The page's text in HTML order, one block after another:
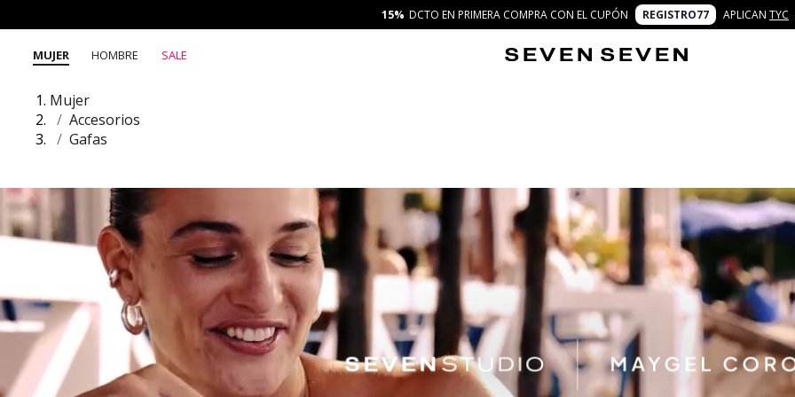
15% DCTO EN PRIMERA COMPRA CON EL CUPÓN REGISTRO77 APLICAN TYC
MUJER HOMBRE SALE
Mujer
Accesorios
Gafas